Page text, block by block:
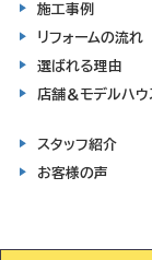
施工事例
リフォームの流れ
選ばれる理由
店舗＆モデルハウ
スタッフ紹介
お客様の声